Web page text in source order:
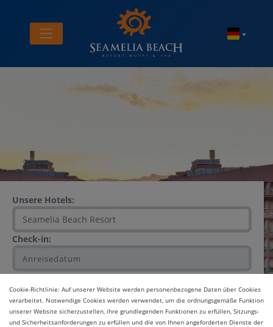
Unsere Hotels:
Check-in:
Erwachsene:
Cookie-Richtlinie: Auf unserer Website werden personenbezogene Daten über Cookies
verarbeitet. Notwendige Cookies werden verwendet, um die ordnungsgemäße Funktion
unserer Website sicherzustellen, ihre grundlegenden Funktionen zu erfüllen, Sitzungs-
und Sicherheitsanforderungen zu erfüllen und die von Ihnen angeforderten Dienste der